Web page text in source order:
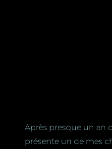
Après presque un an
présente un de mes